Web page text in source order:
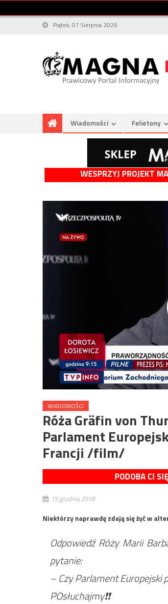
Piątek, 07 Sierpnia 2026
Wiadomości Felietony
WESPRZYJ PROJEKT
WIADOMOŚCI
Róża Gräfin von
Parlament
Francji /film/
PODOBA CI
15 grudnia 2018
Niektórzy naprawdę zdają się żyć w
Odpowiedź Róży Marii
pytanie:
– Czy Parlament Europejski
POsłuchajmy❗️❗️